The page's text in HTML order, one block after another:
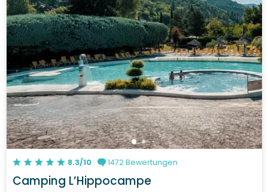
8.3/10 1472 Bewertungen
Camping L’Hippocampe